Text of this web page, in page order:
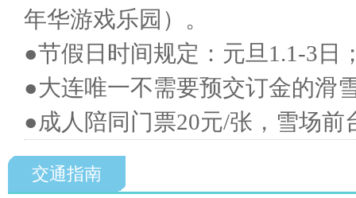
年华游戏乐园）。
●节假日时间规定：元旦1.1-3日
●大连唯一不需要预交订金的滑
●成人陪同门票20元/张，雪场前
交通指南